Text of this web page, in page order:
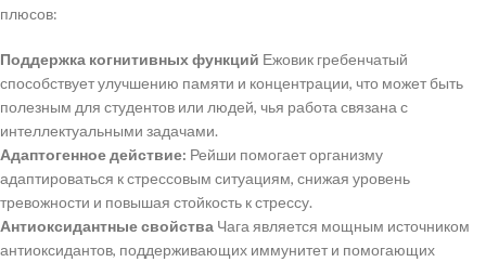
плюсов:
Поддержка когнитивных функций Ежовик гребенчатый
способствует улучшению памяти и концентрации, что может быть
полезным для студентов или людей, чья работа связана с
интеллектуальными задачами.
Адаптогенное действие: Рейши помогает организму
адаптироваться к стрессовым ситуациям, снижая уровень
тревожности и повышая стойкость к стрессу.
Антиоксидантные свойства Чага является мощным источником
антиоксидантов, поддерживающих иммунитет и помогающих